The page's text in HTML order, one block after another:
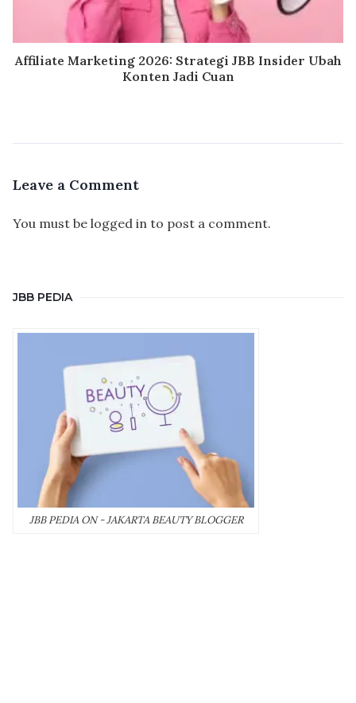
Affiliate Marketing 2026: Strategi JBB Insider Ubah
Konten Jadi Cuan
Leave a Comment
You must be logged in to post a comment.
JBB PEDIA
JBB PEDIA ON - JAKARTA BEAUTY BLOGGER